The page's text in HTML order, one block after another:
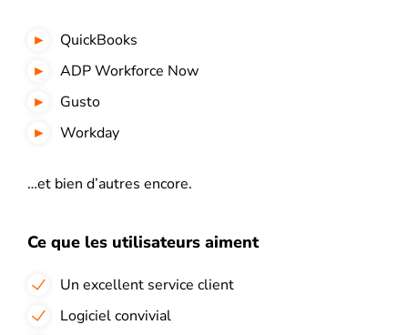
QuickBooks
ADP Workforce Now
Gusto
Workday
…et bien d’autres encore.
Ce que les utilisateurs aiment
Un excellent service client
Logiciel convivial